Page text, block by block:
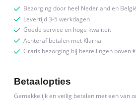
Bezorging door heel Nederland en
Levertijd 3-5 werkdagen
Goede service en hoge kwaliteit
Achteraf betalen met Klarna
Gratis bezorging bij bestellingen boven
Betaalopties
Gemakkelijk en veilig betalen met een van